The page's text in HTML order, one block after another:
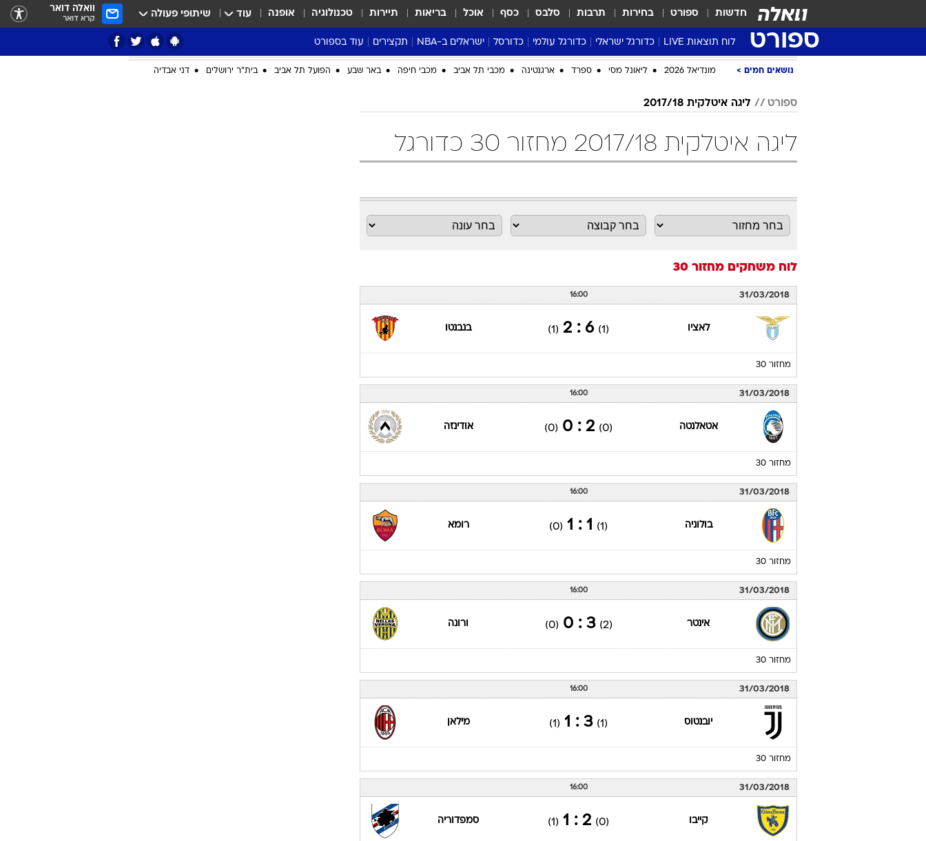
חדשות ספורט בחירות תרבות סלבס כסף אוכל בריאות תיירות טכנולוגיה אופנה עוד שיתופי פעולה וואלה דואר
קרא דואר
ספורט לוח תוצאות LIVE כדורגל ישראלי
ליגת העל Winner
גביע המדינה
שגרירים
כדורגל עולמי
ליגה אנגלית
ליגה צרפתית
כדורסל
ליגת העל
נבחרות ישראל בכדורסל
ישראלים ב-NBA
דני אבדיה
תקצירים עוד בספורט
מונדיאל 2026
החידה של ספורט1
ארכיון מדורים
נושאים חמים מונדיאל 2026 ליאונל מסי ספרד ארגנטינה מכבי תל אביב מכבי חיפה באר שבע הפועל תל אביב בית"ר ירושלים דני אבדיה
ספורט ליגה איטלקית 2017/18
ליגה איטלקית 2017/18 מחזור 30 כדורגל
לוח משחקים מחזור 30
31/03/2018
16:00
לאציו (1)
6 : 2
(1) בנבנטו
מחזור 30
31/03/2018
16:00
אטאלנטה (0)
2 : 0
(0) אודינזה
מחזור 30
31/03/2018
16:00
בולוניה (1)
1 : 1
(0) רומא
מחזור 30
31/03/2018
16:00
אינטר (2)
3 : 0
(0) ורונה
מחזור 30
31/03/2018
16:00
יובנטוס (1)
3 : 1
(1) מילאן
מחזור 30
31/03/2018
16:00
קייבו (0)
2 : 1
(1) סמפדוריה